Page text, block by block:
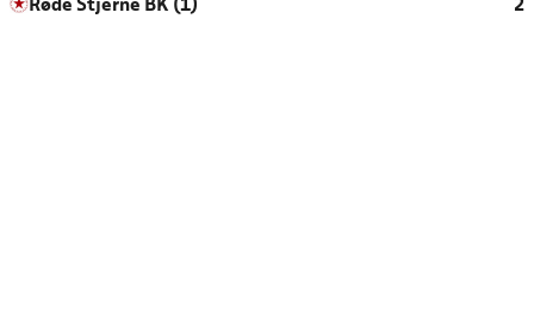
Røde Stjerne BK (1)
2